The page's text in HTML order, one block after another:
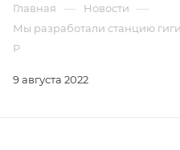
Главная — Новости —
Мы разработали станцию
P
9 августа 2022